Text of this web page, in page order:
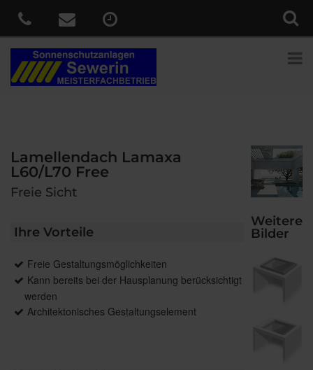
Lamellendach Lamaxa
L60/L70 Free
Freie Sicht
Ihre Vorteile
Freie Gestaltungsmöglichkeiten
Kann bereits bei der Hausplanung berücksichtigt
werden
Architektonisches Gestaltungselement
Weitere
Bilder